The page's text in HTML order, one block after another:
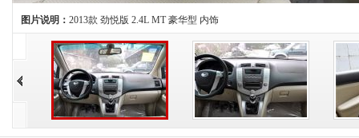
图片说明： 2013款 劲悦版 2.4L MT 豪华型 内饰